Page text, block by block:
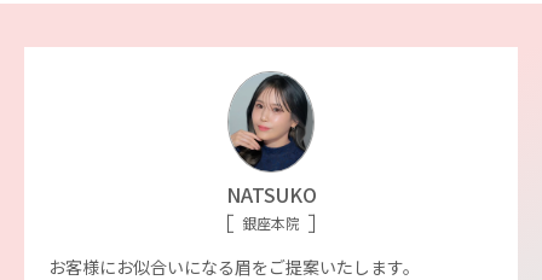
NATSUKO
銀座本院
お客様にお似合いになる眉をご提案いたします。